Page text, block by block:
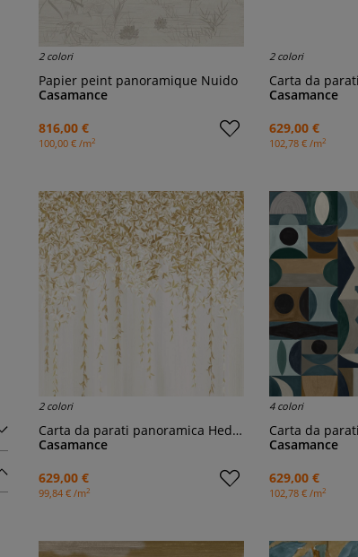
2 colori
Papier peint panoramique Nuido
Casamance
816,00 €
100,00 € /m2
2 colori
Carta da parati
Casamance
629,00 €
102,78 € /m2
2 colori
Carta da parati panoramica Hedera
Casamance
629,00 €
99,84 € /m2
4 colori
Carta da parati
Casamance
629,00 €
102,78 € /m2